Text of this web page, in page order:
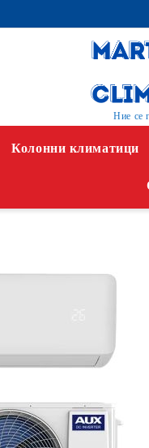
Ние се
Колонни климатици